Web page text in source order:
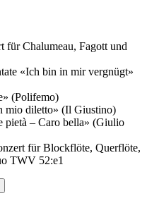
für Chalumeau, Fagott und
«Ich bin in mir vergnügt»
(Polifemo)
mio diletto» (Il Giustino)
pietà – Caro bella» (Giulio
für Blockflöte, Querflöte,
TWV 52:e1